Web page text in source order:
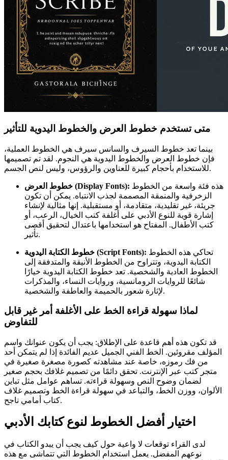
متى تستخدم خطوط العرض والخطوط اليدوية للتأثير
بينما تعد خطوط السيرف والسانس سيرف هي الخطوط العملية،
فإن خطوط العرض والخطوط اليدوية هي النجوم. لقد تم تصميمها
للاستخدام بأحجام كبيرة للعناوين والرؤوس، وليس لنص الجسم.
خطوط العرض (Display Fonts):
الزخرفية والمنمقة المصممة لجذب الانتباه. يمكن أن تكون
جريئة، غير تقليدية، متقادمة، أو مستقبلية. إنها مثالية لإنشاء
إشارة قوية للنوع الأدبي على أغلفة كتب الخيال، الرعب، أو
كتب الأطفال. المفتاح هو استخدامها باعتدال لتحقيق أقصى
تأثير.
خطوط الكتابة اليدوية (Script Fonts):
الكتابة اليدوية، وتتراوح من الخطوط الأنيقة والمتدفقة إلى
الخطوط العادية والشخصية. تعد خطوط الكتابة اليدوية خيارًا
شائعًا للروايات الرومانسية، وروايات النساء، والمذكرات
لإثارة شعور بالحميمة والعاطفة والشخصية.
لماذا سهولة قراءة الخط على الأغلفة أمر غير قابل
للتفاوض
قد تكون هذه أهم قاعدة على الإطلاق: يجب أن يكون عنوانك واسم
المؤلف مقروئين. الخط الفني الجميل عديم الفائدة إذا لم يتمكن أحد
من فك رموزه، خاصة عند مشاهدته كصورة مصغرة صغيرة في
متجر كتب عبر الإنترنت. تحقق دائمًا من تصميم غلافك بحجم صغير
لضمان وضوح النص وسهولة قراءته. تساهم عوامل مثل تباين
الألوان، ووزن الخط، والتباعد في سهولة قراءة الخط وتصميم غلاف
كتاب أمامي ناجح.
اختيار أفضل الخطوط لنوع كتابك الأدبي
لدى القراء توقعات لا واعية حول كيف يجب أن يبدو الكتاب في
نوعهم المفضل. يعمل استخدام الخطوط التي تتماشى مع هذه